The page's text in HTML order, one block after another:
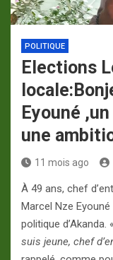
POLITIQUE
Elections
Eyouné
une
11 mois ago
À 49 ans, chef
Marcel Nze Eyouné
politique d’Akanda. «
suis jeune, chef